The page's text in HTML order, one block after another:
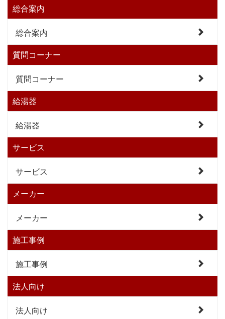
総合案内
総合案内
質問コーナー
質問コーナー
給湯器
給湯器
サービス
サービス
メーカー
メーカー
施工事例
施工事例
法人向け
法人向け